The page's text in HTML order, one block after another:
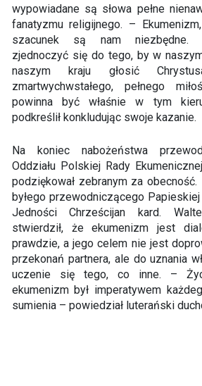
wypowiadane są słowa pełne
fanatyzmu religijnego. –
szacunek są nam niezbędne.
zjednoczyć się do tego, by w
naszym kraju głosić
zmartwychwstałego, pełnego
powinna być właśnie w tym
podkreślił konkludując swoje kazanie.
Na koniec nabożeństwa
Oddziału Polskiej Rady
podziękował zebranym za obecność.
byłego przewodniczącego
Jedności Chrześcijan kard.
stwierdził, że ekumenizm jest
prawdzie, a jego celem nie jest
przekonań partnera, ale do uznania
uczenie się tego, co inne. –
ekumenizm był imperatywem
sumienia – powiedział luterański